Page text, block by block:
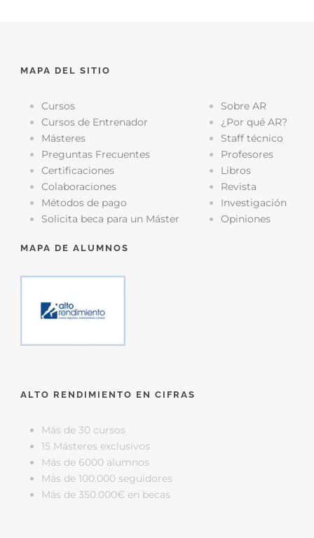
MAPA DEL SITIO
Cursos
Cursos de Entrenador
Másteres
Preguntas Frecuentes
Certificaciones
Colaboraciones
Métodos de pago
Solicita beca para un Máster
Sobre AR
¿Por qué AR?
Staff técnico
Profesores
Libros
Revista
Investigación
Opiniones
MAPA DE ALUMNOS
ALTO RENDIMIENTO EN CIFRAS
Más de 30 cursos
15 Másteres exclusivos
Más de 6000 alumnos
Más de 100.000 seguidores
Más de 350.000€ en becas